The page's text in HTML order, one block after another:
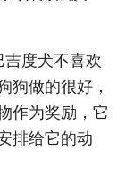
度犬不喜欢
狗做的很好，
作为奖励，它
排给它的动